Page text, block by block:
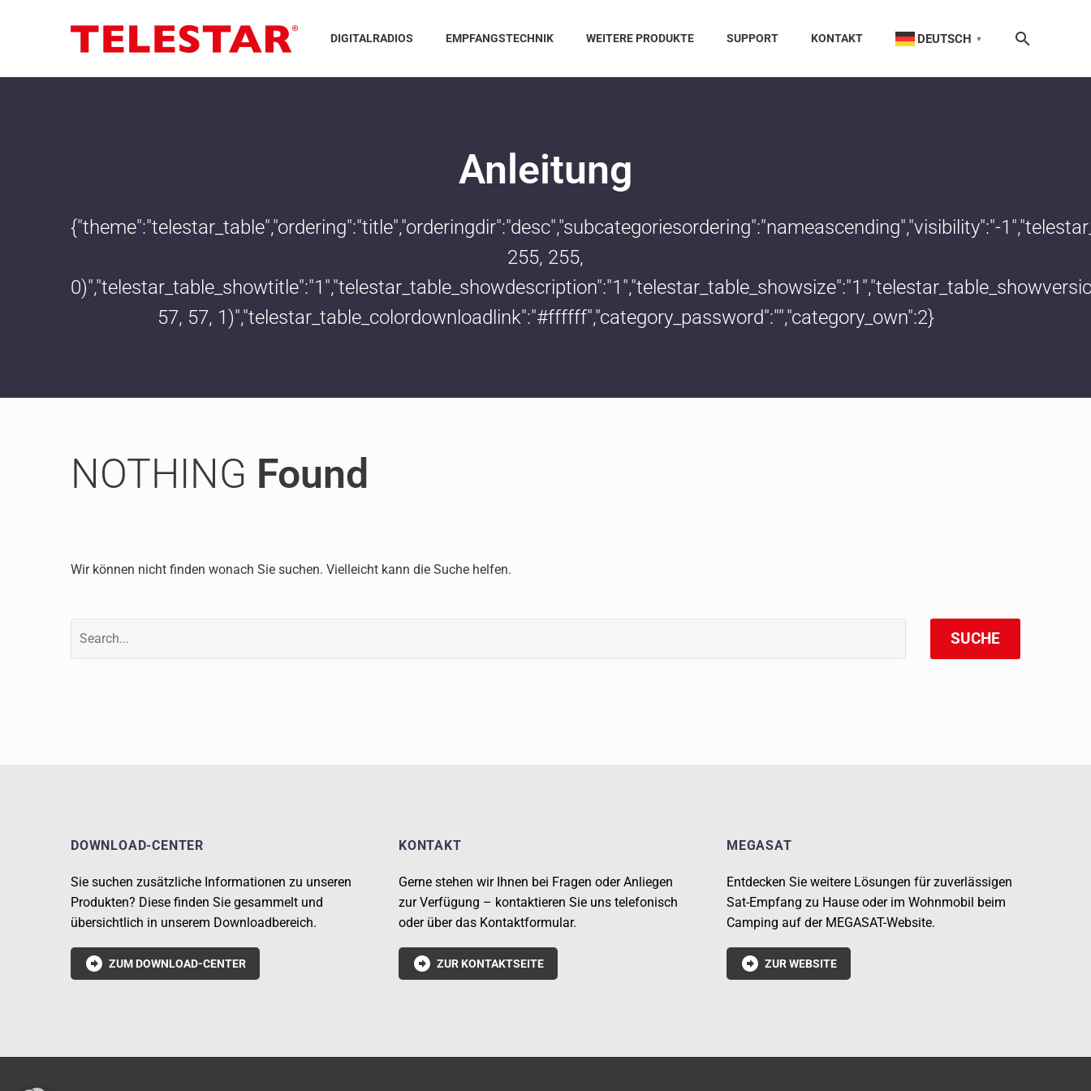
DIGITALRADIOS EMPFANGSTECHNIK WEITERE PRODUKTE SUPPORT KONTAKT DEUTSCH ▼
Anleitung
{"theme":"telestar_table","ordering":"title","orderingdir":"desc","subcategoriesordering":"nameascending","visibility":"-
255, 255,
57, 57, 1)","telestar_table_colordownloadlink":"#ffffff","category_password":"","category_own":2}
NOTHING Found
Wir können nicht finden wonach Sie suchen. Vielleicht kann die Suche helfen.
SUCHE
DOWNLOAD-CENTER
Sie suchen zusätzliche Informationen zu unseren
Produkten? Diese finden Sie gesammelt und
übersichtlich in unserem Downloadbereich.
 ZUM DOWNLOAD-CENTER
KONTAKT
Gerne stehen wir Ihnen bei Fragen oder Anliegen
zur Verfügung – kontaktieren Sie uns telefonisch
oder über das Kontaktformular.
 ZUR KONTAKTSEITE
MEGASAT
Entdecken Sie weitere Lösungen für zuverlässigen
Sat-Empfang zu Hause oder im Wohnmobil beim
Camping auf der MEGASAT-Website.
 ZUR WEBSITE